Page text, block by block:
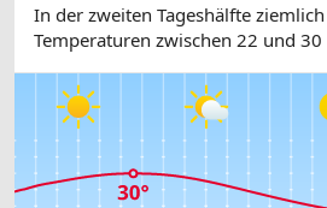
In der zweiten Tageshälfte
Temperaturen zwischen 22 und 30